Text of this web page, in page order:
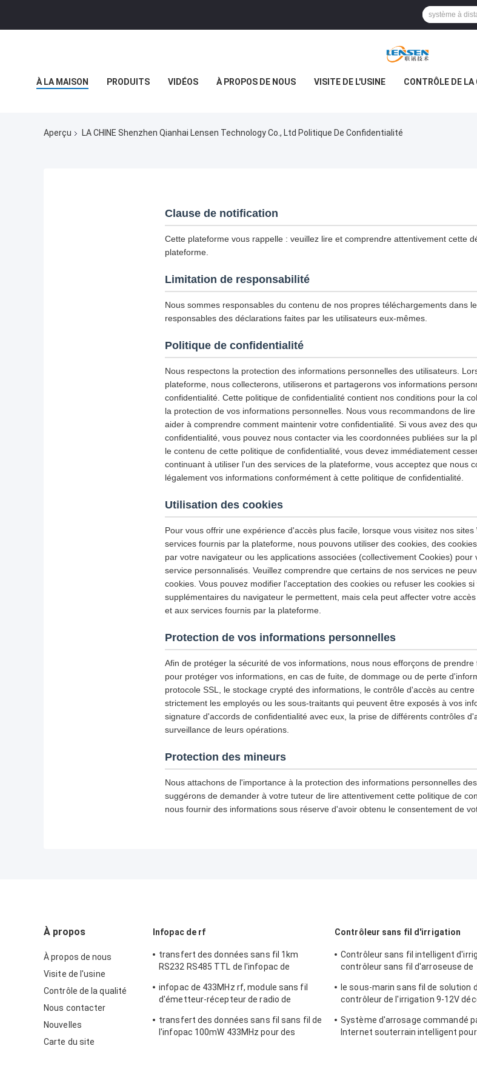
À LA MAISON PRODUITS VIDÉOS À PROPOS DE NOUS VISITE DE L'USINE CONTRÔLE DE LA
Aperçu LA CHINE Shenzhen Qianhai Lensen Technology Co., Ltd Politique De Confidentialité
Clause de notification
Cette plateforme vous rappelle : veuillez lire et comprendre attentivement cette
plateforme.
Limitation de responsabilité
Nous sommes responsables du contenu de nos propres téléchargements dans
responsables des déclarations faites par les utilisateurs eux-mêmes.
Politique de confidentialité
Nous respectons la protection des informations personnelles des utilisateurs.
plateforme, nous collecterons, utiliserons et partagerons vos informations
confidentialité. Cette politique de confidentialité contient nos conditions pour la
la protection de vos informations personnelles. Nous vous recommandons de
aider à comprendre comment maintenir votre confidentialité. Si vous avez des
confidentialité, vous pouvez nous contacter via les coordonnées publiées sur la
le contenu de cette politique de confidentialité, vous devez immédiatement
continuant à utiliser l'un des services de la plateforme, vous acceptez que nous
légalement vos informations conformément à cette politique de confidentialité.
Utilisation des cookies
Pour vous offrir une expérience d'accès plus facile, lorsque vous visitez nos
services fournis par la plateforme, nous pouvons utiliser des cookies, des
par votre navigateur ou les applications associées (collectivement Cookies)
service personnalisés. Veuillez comprendre que certains de nos services ne
cookies. Vous pouvez modifier l'acceptation des cookies ou refuser les cookies
supplémentaires du navigateur le permettent, mais cela peut affecter votre
et aux services fournis par la plateforme.
Protection de vos informations personnelles
Afin de protéger la sécurité de vos informations, nous nous efforçons de
pour protéger vos informations, en cas de fuite, de dommage ou de perte
protocole SSL, le stockage crypté des informations, le contrôle d'accès au
strictement les employés ou les sous-traitants qui peuvent être exposés à vos
signature d'accords de confidentialité avec eux, la prise de différents contrôles
surveillance de leurs opérations.
Protection des mineurs
Nous attachons de l'importance à la protection des informations personnelles
suggérons de demander à votre tuteur de lire attentivement cette politique de
nous fournir des informations sous réserve d'avoir obtenu le consentement de
À propos
À propos de nous
Visite de l'usine
Contrôle de la qualité
Nous contacter
Nouvelles
Carte du site
Infopac de rf
transfert des données sans fil 1km
RS232 RS485 TTL de l'infopac de
infopac de 433MHz rf, module sans fil
d'émetteur-récepteur de radio de
transfert des données sans fil sans fil de
l'infopac 100mW 433MHz pour des
Contrôleur sans fil d'irrigation
Contrôleur sans fil intelligent
contrôleur sans fil d'arroseuse de
le sous-marin sans fil de solution
contrôleur de l'irrigation 9-12V
le conseil
Système d'arrosage commandé
Internet souterrain intelligent